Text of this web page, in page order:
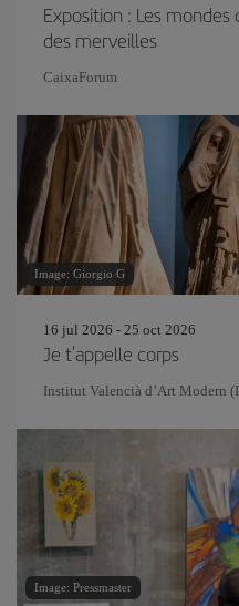
Exposition : Les mondes
des merveilles
CaixaForum
Image: Giorgio G
16 jul 2026 - 25 oct 2026
Je t'appelle corps
Institut Valencià d’Art Modern
Image: Pressmaster